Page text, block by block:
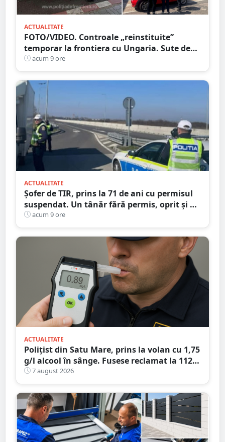
ACTUALITATE
FOTO/VIDEO. Controale „reinstituite”
temporar la frontiera cu Ungaria. Sute de
persoane și mașini, verificate în județul
Satu Mare
acum 9 ore
ACTUALITATE
Șofer de TIR, prins la 71 de ani cu permisul
suspendat. Un tânăr fără permis, oprit și el
la Petea
acum 9 ore
ACTUALITATE
Polițist din Satu Mare, prins la volan cu 1,75
g/l alcool în sânge. Fusese reclamat la 112
că circula pe contrasens
7 august 2026